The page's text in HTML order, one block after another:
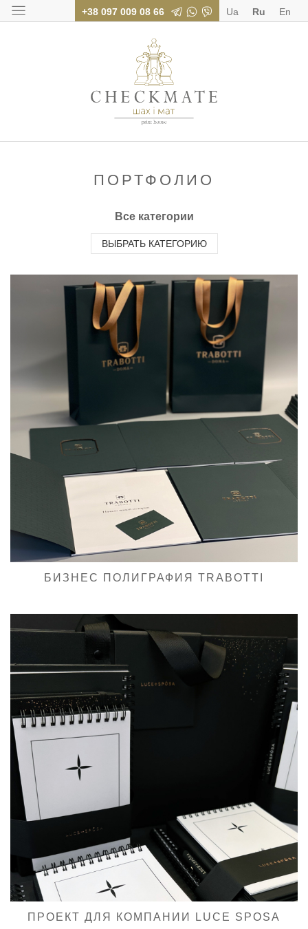
+38 097 009 08 66 Ua Ru En
ПОРТФОЛИО
Все категории
ВЫБРАТЬ КАТЕГОРИЮ
БИЗНЕС ПОЛИГРАФИЯ TRABOTTI
ПРОЕКТ ДЛЯ КОМПАНИИ LUCE SPOSA